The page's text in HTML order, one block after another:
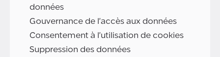
données
Gouvernance de l'accès aux données
Consentement à l'utilisation de cookies
Suppression des données